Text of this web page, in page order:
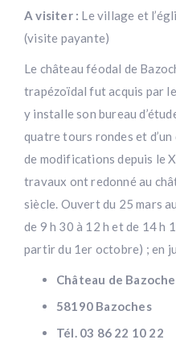
A visiter : Le village et
(visite payante)
Le château féodal de
trapézoïdal fut acquis par
y installe son bureau
quatre tours rondes et d’un
de modifications depuis le
travaux ont redonné au
siècle. Ouvert du 25 mars
de 9 h 30 à 12 h et de 14 h
partir du 1er octobre) ; en
Château de
58190 Bazoches
Tél. 03 86 22 10 22